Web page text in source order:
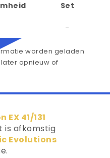
Set
-
worden geladen
opnieuw of
EX 41/131
is afkomstig
Evolutions